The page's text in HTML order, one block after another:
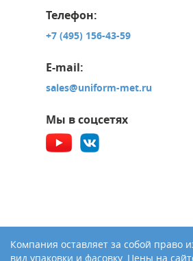
Телефон:
+7 (495) 156-43-59
E-mail:
sales@uniform-met.ru
Мы в соцсетях
Компания оставляет за собой право
вид упаковки и фасовку. Цены на